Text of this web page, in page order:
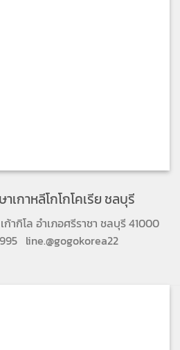
เกาหลีโกโกโคเรีย ชลบุรี
ากิโล อำเภอศรีราชา ชลบุรี 41000
line.@gogokorea22